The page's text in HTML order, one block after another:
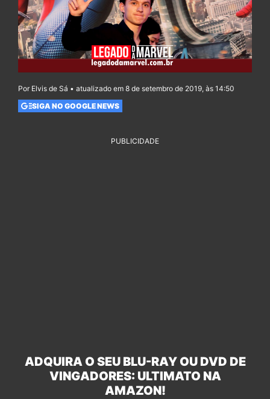
Por Elvis de Sá • atualizado em 8 de setembro de 2019, às 14:50
SIGA NO GOOGLE NEWS
PUBLICIDADE
ADQUIRA O SEU BLU-RAY OU DVD DE
VINGADORES: ULTIMATO NA
AMAZON!